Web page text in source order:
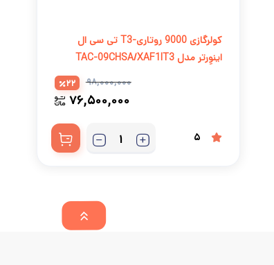
کولرگازی 9000 روتاری-T3 تی سی ال
اینوِرتر مدل TAC-09CHSA/XAF1IT3
۹۸,۰۰۰,۰۰۰
۷۶,۵۰۰,۰۰۰
22
5